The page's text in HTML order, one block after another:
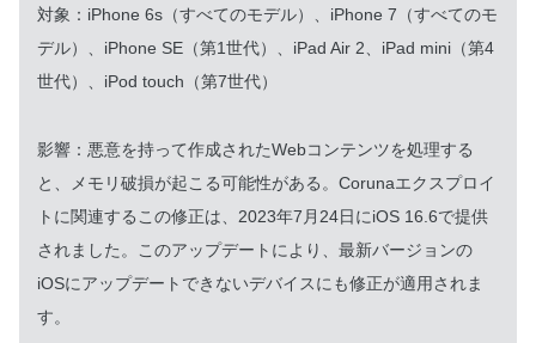
対象：iPhone 6s（すべてのモデル）、iPhone 7（すべてのモ
デル）、iPhone SE（第1世代）、iPad Air 2、iPad mini（第4
世代）、iPod touch（第7世代）
影響：悪意を持って作成されたWebコンテンツを処理する
と、メモリ破損が起こる可能性がある。Corunaエクスプロイ
トに関連するこの修正は、2023年7月24日にiOS 16.6で提供
されました。このアップデートにより、最新バージョンの
iOSにアップデートできないデバイスにも修正が適用されま
す。